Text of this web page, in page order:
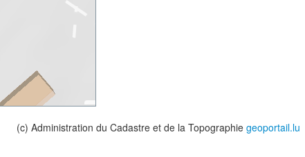
(c) Administration du Cadastre et de la Topographie geoportail.lu